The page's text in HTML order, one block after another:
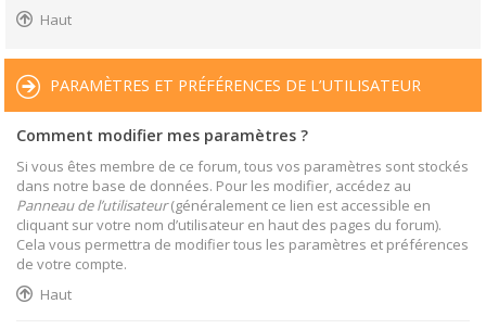
Haut
PARAMÈTRES ET PRÉFÉRENCES DE L’UTILISATEUR
Comment modifier mes paramètres ?
Si vous êtes membre de ce forum, tous vos paramètres sont stockés
dans notre base de données. Pour les modifier, accédez au
Panneau de l’utilisateur(généralement ce lien est accessible en
cliquant sur votre nom d’utilisateur en haut des pages du forum).
Cela vous permettra de modifier tous les paramètres et préférences
de votre compte.
Haut